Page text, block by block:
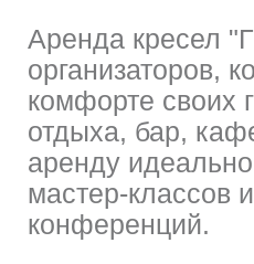
Аренда кресел
организаторов,
комфорте своих
отдыха, бар,
аренду
мастер-классов
конференций.